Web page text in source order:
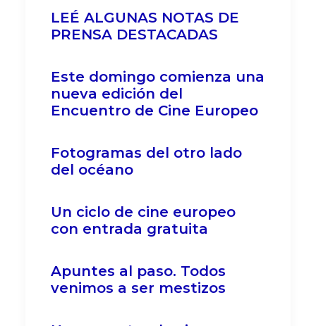
LEÉ ALGUNAS NOTAS DE
PRENSA DESTACADAS
Este domingo comienza una
nueva edición del
Encuentro de Cine Europeo
Fotogramas del otro lado
del océano
Un ciclo de cine europeo
con entrada gratuita
Apuntes al paso. Todos
venimos a ser mestizos